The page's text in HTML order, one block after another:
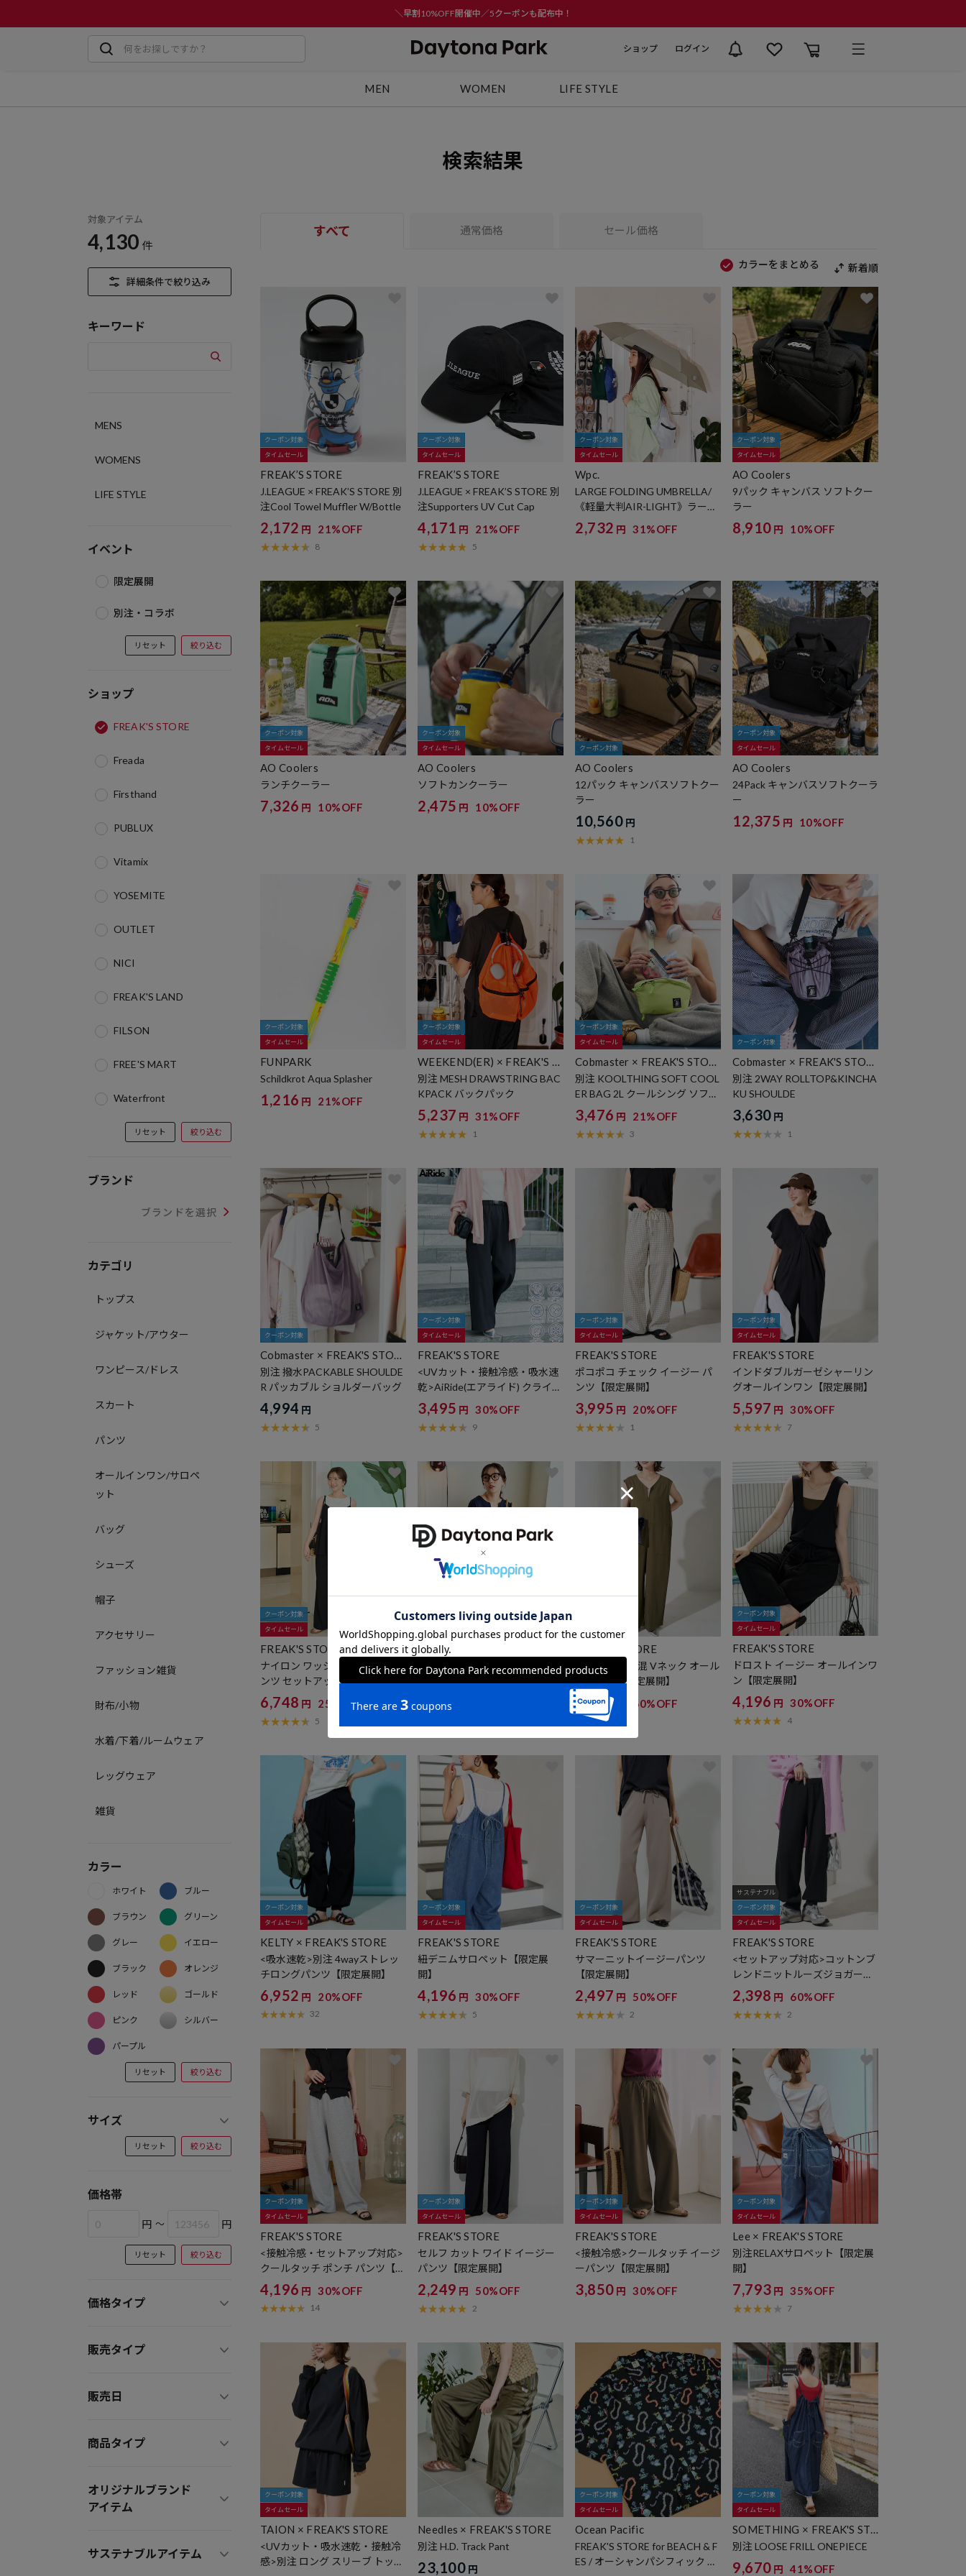
＼早割10%OFF開催中／5クーポンも配布中！
ショップ ログイン
MEN WOMEN LIFE STYLE
検索結果
対象アイテム
4,130 件
詳細条件で絞り込み
キーワード
MENS
WOMENS
LIFE STYLE
イベント
限定展開
別注・コラボ
リセット 絞り込む
ショップ
FREAK'S STORE
Freada
Firsthand
PUBLUX
Vitamix
YOSEMITE
OUTLET
NICI
FREAK'S LAND
FILSON
FREE'S MART
Waterfront
リセット 絞り込む
ブランド
ブランドを選択
カテゴリ
トップス
ジャケット/アウター
ワンピース/ドレス
スカート
パンツ
オールインワン/サロペ
ット
バッグ
シューズ
帽子
アクセサリー
ファッション雑貨
財布/小物
水着/下着/ルームウェア
レッグウェア
雑貨
カラー
ホワイト
ブラウン
グレー
ブラック
レッド
ピンク
パープル
ブルー
グリーン
イエロー
オレンジ
ゴールド
シルバー
リセット 絞り込む
サイズ
リセット 絞り込む
価格帯
円 ～ 円
リセット 絞り込む
価格タイプ
販売タイプ
販売日
商品タイプ
オリジナルブランド
アイテム
サステナブルアイテム
すべて 通常価格 セール価格
カラーをまとめる 新着順
クーポン対象
タイムセール
FREAK’S STORE
J.LEAGUE × FREAK’S STORE 別
注Cool Towel Muffler W/Bottle
2,172 円 21%OFF
8
クーポン対象
タイムセール
FREAK’S STORE
J.LEAGUE × FREAK’S STORE 別
注Supporters UV Cut Cap
4,171 円 21%OFF
5
クーポン対象
タイムセール
Wpc.
LARGE FOLDING UMBRELLA/
《軽量大判AIR-LIGHT》ラージ
フォールディング アンブレラ
2,732 円 31%OFF
クーポン対象
タイムセール
AO Coolers
9パック キャンバス ソフトクー
ラー
8,910 円 10%OFF
クーポン対象
タイムセール
AO Coolers
ランチクーラー
7,326 円 10%OFF
クーポン対象
タイムセール
AO Coolers
ソフトカンクーラー
2,475 円 10%OFF
クーポン対象
AO Coolers
12パック キャンバスソフトクー
ラー
10,560 円
1
クーポン対象
タイムセール
AO Coolers
24Pack キャンバスソフトクーラ
ー
12,375 円 10%OFF
クーポン対象
タイムセール
FUNPARK
Schildkrot Aqua Splasher
1,216 円 21%OFF
クーポン対象
タイムセール
WEEKEND(ER) × FREAK'S S
TORE
別注 MESH DRAWSTRING BAC
KPACK バックパック
5,237 円 31%OFF
1
クーポン対象
タイムセール
Cobmaster × FREAK'S STOR
E
別注 KOOLTHING SOFT COOL
ER BAG 2L クールシング ソフト
クーラーバッグ【保冷】
3,476 円 21%OFF
3
クーポン対象
Cobmaster × FREAK'S STOR
E
別注 2WAY ROLLTOP&KINCHA
KU SHOULDE
3,630 円
1
クーポン対象
Cobmaster × FREAK'S STOR
E
別注 撥水PACKABLE SHOULDE
R パッカブル ショルダーバッグ
4,994 円
5
クーポン対象
タイムセール
FREAK'S STORE
<UVカット・接触冷感・吸水速
乾>AiRide(エアライド) クライミ
ング ロングパンツ【限定展開】
3,495 円 30%OFF
9
クーポン対象
タイムセール
FREAK'S STORE
ポコポコ チェック イージー パ
ンツ【限定展開】
3,995 円 20%OFF
1
クーポン対象
タイムセール
FREAK'S STORE
インドダブルガーゼシャーリン
グオールインワン【限定展開】
5,597 円 30%OFF
7
クーポン対象
タイムセール
FREAK'S STORE
ナイロン ワッシャー キャミ パ
ンツ セットアップ【限定展開】
6,748 円 25%OFF
5
クーポン対象
タイムセール
FREAK'S STORE
Vネック フレンチ スリーブ パン
ツ セットアップ(カットソー・パ
5,848
FREAK'S STORE
<接触冷感>麻混 Vネック オール
インワン【限定展開】
3,198 60%OFF
クーポン対象
タイムセール
FREAK'S STORE
ドロスト イージー オールインワ
ン【限定展開】
4,196 円 30%OFF
4
クーポン対象
タイムセール
KELTY × FREAK'S STORE
<吸水速乾>別注 4wayストレッ
チロングパンツ【限定展開】
6,952 円 20%OFF
32
クーポン対象
タイムセール
FREAK'S STORE
紐デニムサロペット【限定展
開】
4,196 円 30%OFF
5
クーポン対象
タイムセール
FREAK'S STORE
サマーニットイージーパンツ
【限定展開】
2,497 円 50%OFF
2
サステナブル
クーポン対象
タイムセール
FREAK'S STORE
<セットアップ対応>コットンブ
レンドニットルーズジョガーパ
ンツ【限定展開】
2,398 円 60%OFF
2
クーポン対象
タイムセール
FREAK'S STORE
<接触冷感・セットアップ対応>
クールタッチ ポンチ パンツ【限
定展開】
4,196 円 30%OFF
14
クーポン対象
タイムセール
FREAK'S STORE
セルフ カット ワイド イージー
パンツ【限定展開】
2,249 円 50%OFF
2
クーポン対象
タイムセール
FREAK'S STORE
<接触冷感>クールタッチ イージ
ーパンツ【限定展開】
3,850 円 30%OFF
クーポン対象
タイムセール
Lee × FREAK'S STORE
別注RELAXサロペット【限定展
開】
7,793 円 35%OFF
7
クーポン対象
タイムセール
TAION × FREAK'S STORE
<UVカット・吸水速乾・接触冷
感>別注 ロング スリーブ トップ
Needles × FREAK'S STORE
別注 H.D. Track Pant
23,100 円
クーポン対象
タイムセール
Ocean Pacific
FREAK'S STORE for BEACH & F
ES / オーシャンパシフィック 別
クーポン対象
タイムセール
SOMETHING × FREAK'S ST
ORE
別注 LOOSE FRILL ONEPIECE
9,670 円 41%OFF